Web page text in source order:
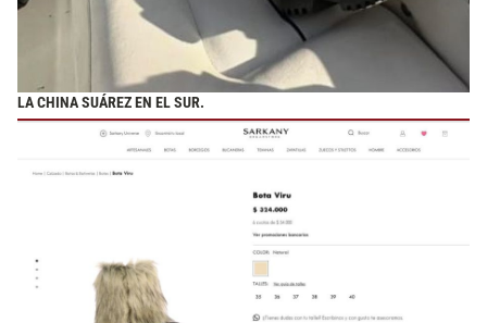
LA CHINA SUÁREZ EN EL SUR.